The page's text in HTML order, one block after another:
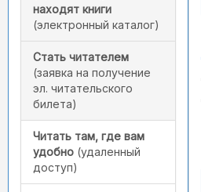
находят книги
(электронный каталог)
Стать читателем
(заявка на получение
эл. читательского
билета)
Читать там, где вам
удобно (удаленный
доступ)